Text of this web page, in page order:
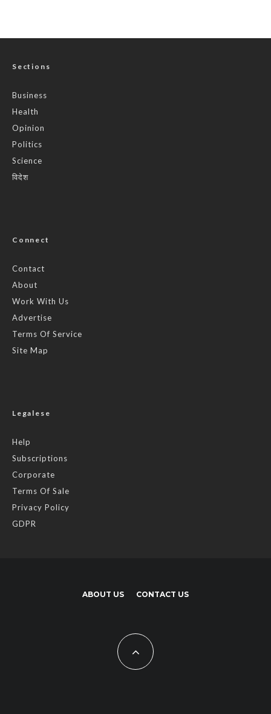
Sections
Business
Health
Opinion
Politics
Science
विदेश
Connect
Contact
About
Work With Us
Advertise
Terms Of Service
Site Map
Legalese
Help
Subscriptions
Corporate
Terms Of Sale
Privacy Policy
GDPR
ABOUT US CONTACT US